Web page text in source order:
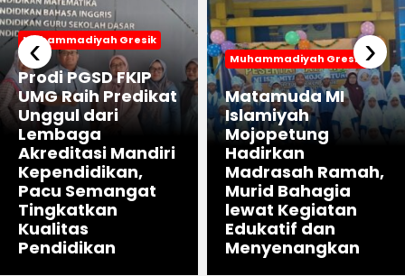
Muhammadiyah Gresik
Prodi PGSD FKIP
UMG Raih Predikat
Unggul dari
Lembaga
Akreditasi Mandiri
Kependidikan,
Pacu Semangat
Tingkatkan
Kualitas
Pendidikan
Muhammadiyah Gresik
Matamuda MI
Islamiyah
Mojopetung
Hadirkan
Madrasah Ramah,
Murid Bahagia
lewat Kegiatan
Edukatif dan
Menyenangkan
‹ ›